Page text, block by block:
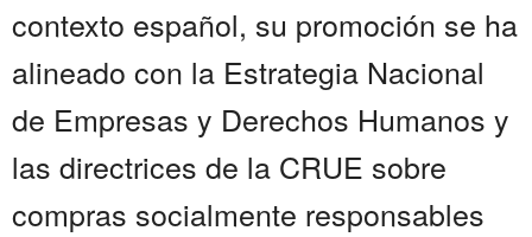
contexto español, su promoción se ha
alineado con la Estrategia Nacional
de Empresas y Derechos Humanos y
las directrices de la CRUE sobre
compras socialmente responsables